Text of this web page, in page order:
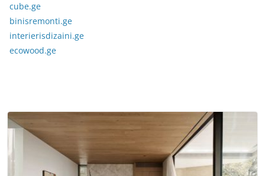
cube.ge
binisremonti.ge
interierisdizaini.ge
ecowood.ge